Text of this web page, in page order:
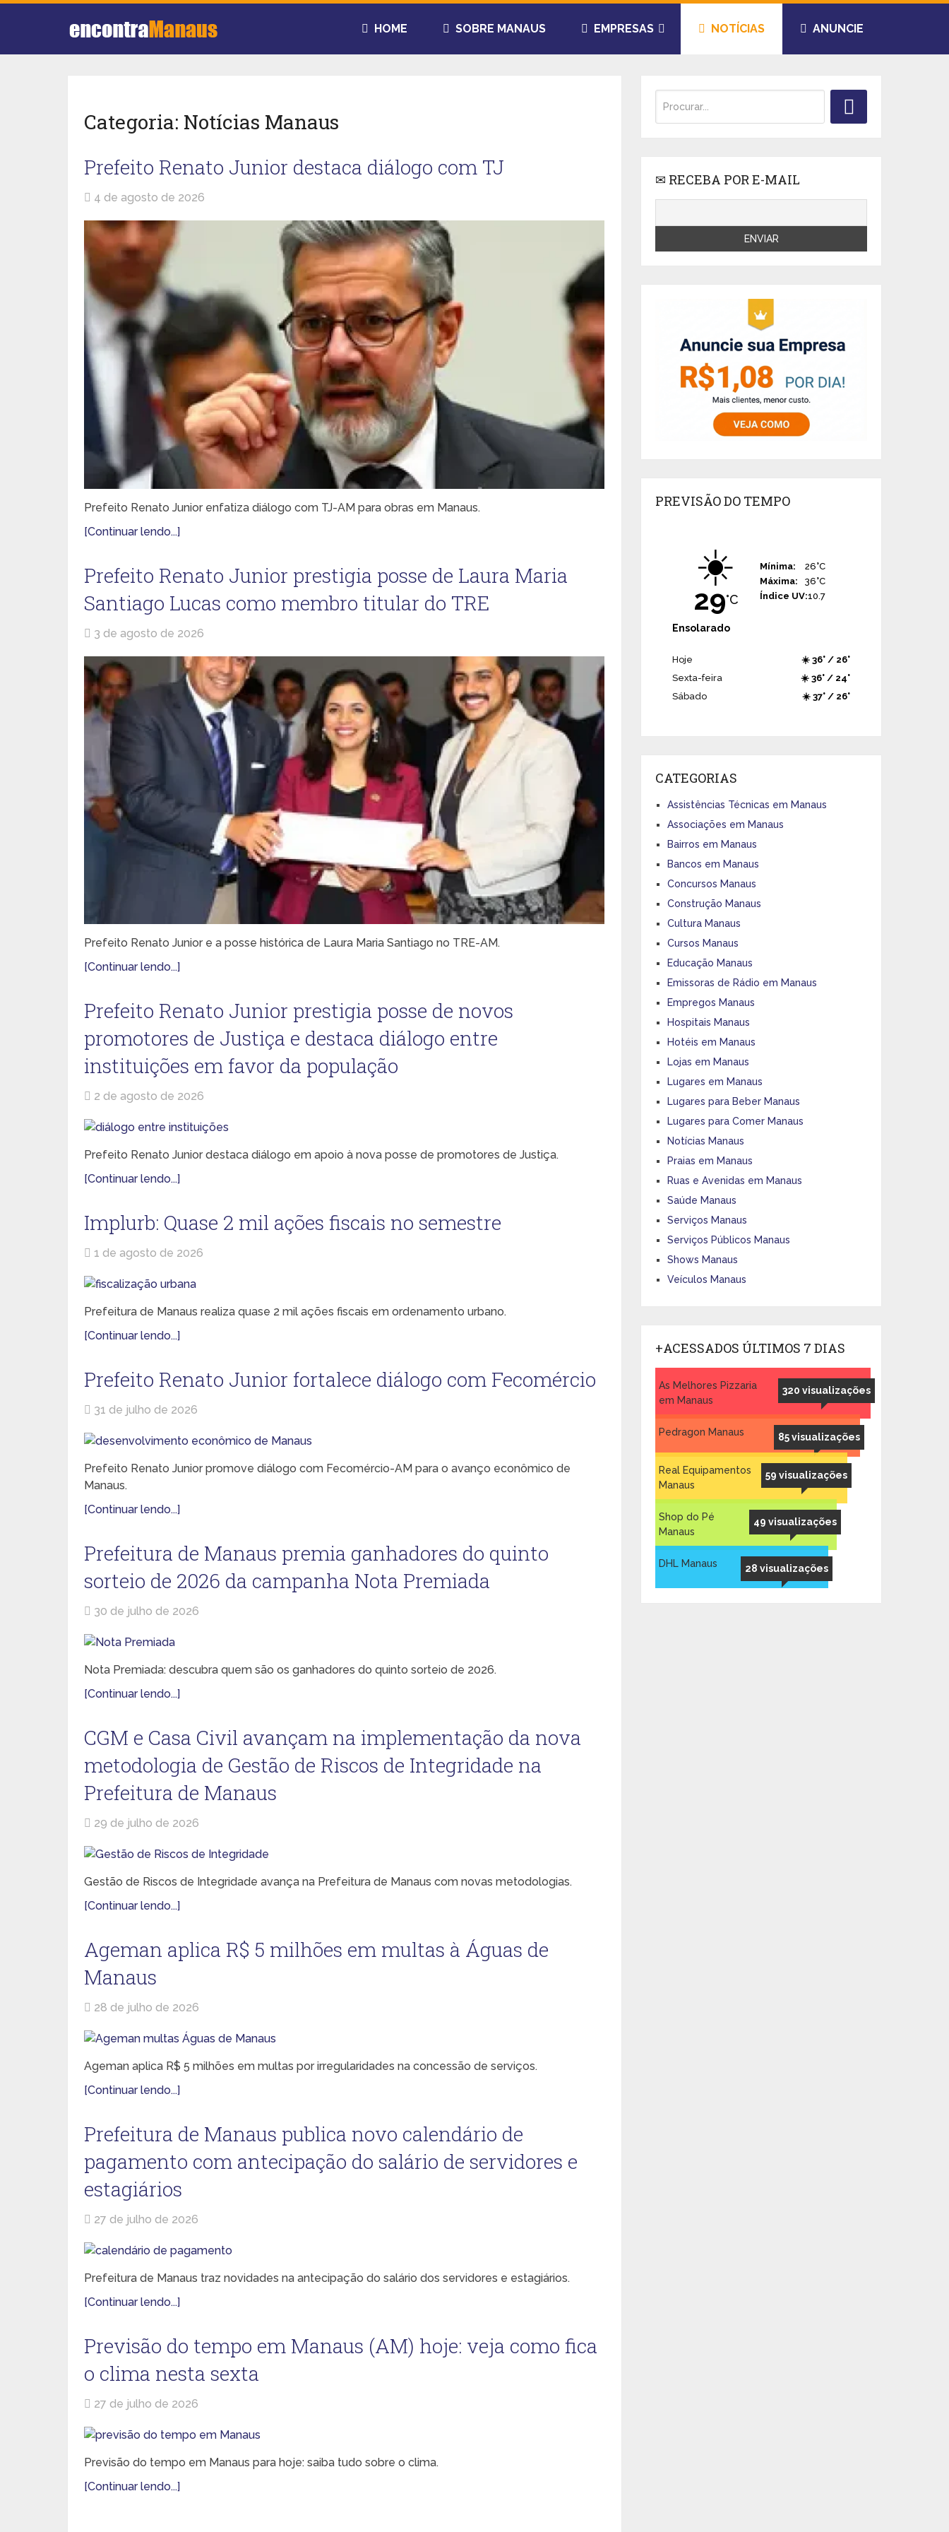
HOME SOBRE MANAUS EMPRESAS NOTÍCIAS ANUNCIE
Categoria: Notícias Manaus
Prefeito Renato Junior destaca diálogo com TJ
4 de agosto de 2026
Prefeito Renato Junior enfatiza diálogo com TJ-AM para obras em Manaus.
[Continuar lendo...]
Prefeito Renato Junior prestigia posse de Laura Maria
Santiago Lucas como membro titular do TRE
3 de agosto de 2026
Prefeito Renato Junior e a posse histórica de Laura Maria Santiago no TRE-AM.
[Continuar lendo...]
Prefeito Renato Junior prestigia posse de novos
promotores de Justiça e destaca diálogo entre
instituições em favor da população
2 de agosto de 2026
Prefeito Renato Junior destaca diálogo em apoio à nova posse de promotores de Justiça.
[Continuar lendo...]
Implurb: Quase 2 mil ações fiscais no semestre
1 de agosto de 2026
Prefeitura de Manaus realiza quase 2 mil ações fiscais em ordenamento urbano.
[Continuar lendo...]
Prefeito Renato Junior fortalece diálogo com Fecomércio
31 de julho de 2026
Prefeito Renato Junior promove diálogo com Fecomércio-AM para o avanço econômico de
Manaus.
[Continuar lendo...]
Prefeitura de Manaus premia ganhadores do quinto
sorteio de 2026 da campanha Nota Premiada
30 de julho de 2026
Nota Premiada: descubra quem são os ganhadores do quinto sorteio de 2026.
[Continuar lendo...]
CGM e Casa Civil avançam na implementação da nova
metodologia de Gestão de Riscos de Integridade na
Prefeitura de Manaus
29 de julho de 2026
Gestão de Riscos de Integridade avança na Prefeitura de Manaus com novas metodologias.
[Continuar lendo...]
Ageman aplica R$ 5 milhões em multas à Águas de
Manaus
28 de julho de 2026
Ageman aplica R$ 5 milhões em multas por irregularidades na concessão de serviços.
[Continuar lendo...]
Prefeitura de Manaus publica novo calendário de
pagamento com antecipação do salário de servidores e
estagiários
27 de julho de 2026
Prefeitura de Manaus traz novidades na antecipação do salário dos servidores e estagiários.
[Continuar lendo...]
Previsão do tempo em Manaus (AM) hoje: veja como fica
o clima nesta sexta
27 de julho de 2026
Previsão do tempo em Manaus para hoje: saiba tudo sobre o clima.
[Continuar lendo...]
✉ RECEBA POR E-MAIL
PREVISÃO DO TEMPO
☀️
29°C
Mínima:
26°C
Máxima:
36°C
Índice UV:10.7
Ensolarado
Hoje
☀️ 36° / 26°
Sexta-feira
☀️ 36° / 24°
Sábado
☀️ 37° / 26°
CATEGORIAS
Assistências Técnicas em Manaus
Associações em Manaus
Bairros em Manaus
Bancos em Manaus
Concursos Manaus
Construção Manaus
Cultura Manaus
Cursos Manaus
Educação Manaus
Emissoras de Rádio em Manaus
Empregos Manaus
Hospitais Manaus
Hotéis em Manaus
Lojas em Manaus
Lugares em Manaus
Lugares para Beber Manaus
Lugares para Comer Manaus
Notícias Manaus
Praias em Manaus
Ruas e Avenidas em Manaus
Saúde Manaus
Serviços Manaus
Serviços Públicos Manaus
Shows Manaus
Veículos Manaus
+ACESSADOS ÚLTIMOS 7 DIAS
320 visualizações
As Melhores Pizzaria
em Manaus
85 visualizações
Pedragon Manaus
59 visualizações
Real Equipamentos
Manaus
49 visualizações
Shop do Pé
Manaus
28 visualizações
DHL Manaus